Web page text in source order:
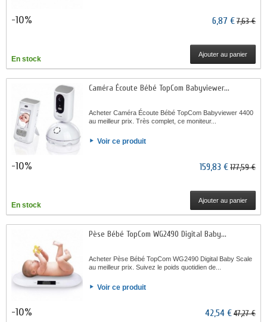
-10% 6,87 €7,63 €
En stock
Ajouter au panier
Caméra Écoute Bébé TopCom Babyviewer...
Acheter Caméra Écoute Bébé TopCom Babyviewer 4400
au meilleur prix. Très complet, ce moniteur...
Voir ce produit
-10% 159,83 €177,59 €
En stock
Ajouter au panier
Pèse Bébé TopCom WG2490 Digital Baby...
Acheter Pèse Bébé TopCom WG2490 Digital Baby Scale
au meilleur prix. Suivez le poids quotidien de...
Voir ce produit
-10% 42,54 €47,27 €